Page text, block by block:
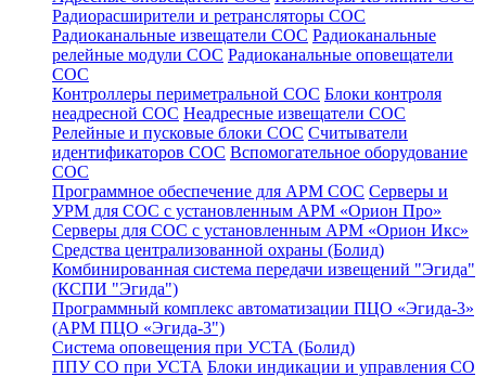
Радиорасширители и ретрансляторы СОС
Радиоканальные извещатели СОС Радиоканальные
релейные модули СОС Радиоканальные оповещатели
СОС
Контроллеры периметральной СОС Блоки контроля
неадресной СОС Неадресные извещатели СОС
Релейные и пусковые блоки СОС Считыватели
идентификаторов СОС Вспомогательное оборудование
СОС
Программное обеспечение для АРМ СОС Серверы и
УРМ для СОС с установленным АРМ «Орион Про»
Серверы для СОС с установленным АРМ «Орион Икс»
Средства централизованной охраны (Болид)
Комбинированная система передачи извещений "Эгида"
(КСПИ "Эгида")
Программный комплекс автоматизации ПЦО «Эгида-3»
(АРМ ПЦО «Эгида-3")
Система оповещения при УСТА (Болид)
ППУ СО при УСТА Блоки индикации и управления СО